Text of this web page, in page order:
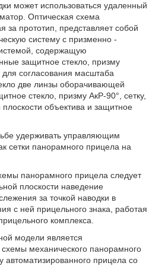
может использоваться удаленный
Оптическая схема
за прототип, представляет собой
систему с призменно -
содержащую
защитное стекло, призму
согласования масштаба
две линзы оборачивающей
стекло, призму АкР-90°, сетку,
объектива и защитное
удерживать управляющим
сетки панорамного прицела на
панорамного прицела следует
плоскости наведение
за точкой наводки в
с ней прицельного знака, работая
комплекса.
модели является
механического панорамного
автоматизированного прицела со